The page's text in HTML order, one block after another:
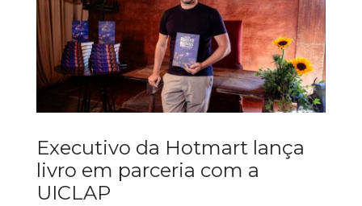
Executivo da Hotmart lança
livro em parceria com a
UICLAP